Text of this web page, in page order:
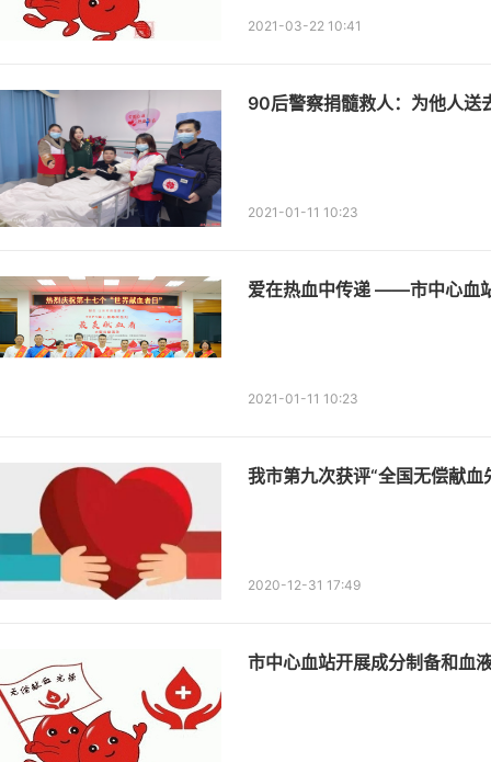
2021-03-22 10:41
90后警察捐髓救人：为他人送
2021-01-11 10:23
爱在热血中传递 ——市中心血
2021-01-11 10:23
我市第九次获评“全国无偿献血
2020-12-31 17:49
市中心血站开展成分制备和血